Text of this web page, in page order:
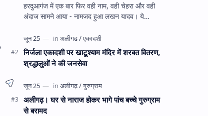
हरदुआगंज में एक बार फिर वही नाम, वही चेहरा और वही
अंदाज सामने आया - नामजद हुआ लखन यादव। ये
घंटे हव…
निर्जला एकादशी पर खाटूश्याम मंदिर में शरबत वितरण,
श्रद्धालुओं ने की जनसेवा
अलीगढ़। घर से नाराज होकर भागे पांच बच्चे गुरुग्राम
से बरामद